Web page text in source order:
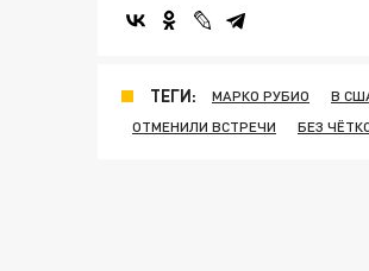
ТЕГИ: МАРКО РУБИО В
ОТМЕНИЛИ ВСТРЕЧИ
БЕЗ